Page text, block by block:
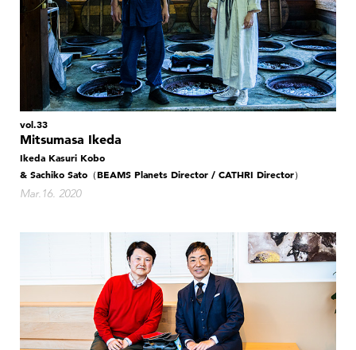
vol.33
Mitsumasa Ikeda
Ikeda Kasuri Kobo
& Sachiko Sato（BEAMS Planets Director / CATHRI Director）
Mar.16. 2020